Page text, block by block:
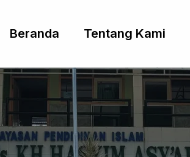
Beranda Tentang Kami